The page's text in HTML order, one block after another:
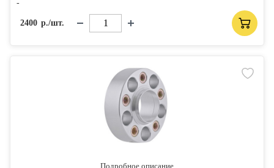
-
2400 р./шт.
Подробное описание